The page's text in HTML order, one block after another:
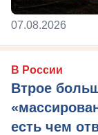
07.08.2026
В России
Втрое
есть чем